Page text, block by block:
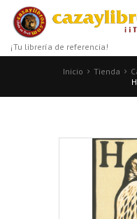
¡Tu librería de referencia!
Inicio Tienda